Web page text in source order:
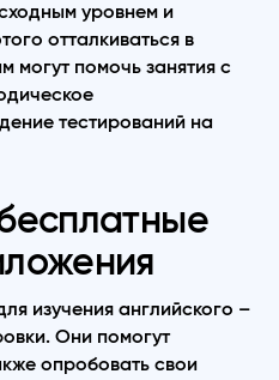
уровнем и
отталкиваться в
могут помочь занятия с
тестирований на
изучения английского –
Они помогут
опробовать свои